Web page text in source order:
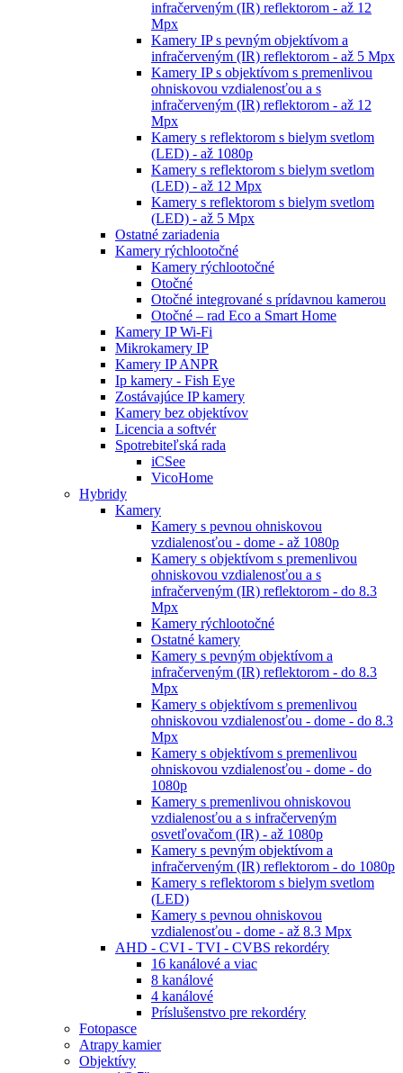
infračerveným (IR) reflektorom - až 12
Mpx
Kamery IP s pevným objektívom a
infračerveným (IR) reflektorom - až 5 Mpx
Kamery IP s objektívom s premenlivou
ohniskovou vzdialenosťou a s
infračerveným (IR) reflektorom - až 12
Mpx
Kamery s reflektorom s bielym svetlom
(LED) - až 1080p
Kamery s reflektorom s bielym svetlom
(LED) - až 12 Mpx
Kamery s reflektorom s bielym svetlom
(LED) - až 5 Mpx
Ostatné zariadenia
Kamery rýchlootočné
Kamery rýchlootočné
Otočné
Otočné integrované s prídavnou kamerou
Otočné – rad Eco a Smart Home
Kamery IP Wi-Fi
Mikrokamery IP
Kamery IP ANPR
Ip kamery - Fish Eye
Zostávajúce IP kamery
Kamery bez objektívov
Licencia a softvér
Spotrebiteľská rada
iCSee
VicoHome
Hybridy
Kamery
Kamery s pevnou ohniskovou
vzdialenosťou - dome - až 1080p
Kamery s objektívom s premenlivou
ohniskovou vzdialenosťou a s
infračerveným (IR) reflektorom - do 8.3
Mpx
Kamery rýchlootočné
Ostatné kamery
Kamery s pevným objektívom a
infračerveným (IR) reflektorom - do 8.3
Mpx
Kamery s objektívom s premenlivou
ohniskovou vzdialenosťou - dome - do 8.3
Mpx
Kamery s objektívom s premenlivou
ohniskovou vzdialenosťou - dome - do
1080p
Kamery s premenlivou ohniskovou
vzdialenosťou a s infračerveným
osvetľovačom (IR) - až 1080p
Kamery s pevným objektívom a
infračerveným (IR) reflektorom - do 1080p
Kamery s reflektorom s bielym svetlom
(LED)
Kamery s pevnou ohniskovou
vzdialenosťou - dome - až 8.3 Mpx
AHD - CVI - TVI - CVBS rekordéry
16 kanálové a viac
8 kanálové
4 kanálové
Príslušenstvo pre rekordéry
Fotopasce
Atrapy kamier
Objektívy